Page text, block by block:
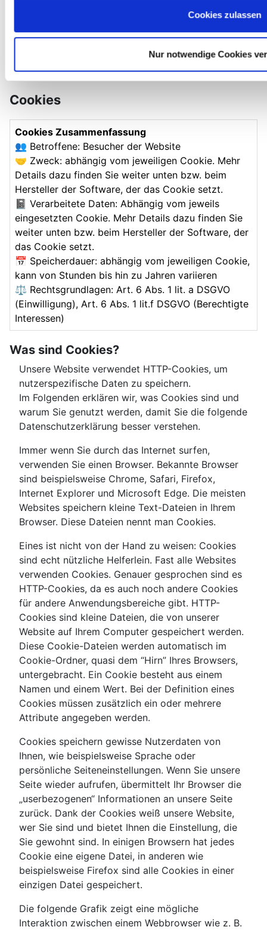
Cookies zulassen
Nur notwendige Cookies
betreiben. Dazu sind gewisse technische
Einrichtungen wie z. B. E-Mail-Programme,
notwendig, um die Kommunikation effizient
betreiben zu können.
Cookies
Cookies Zusammenfassung
👥 Betroffene: Besucher der Website
🤝 Zweck: abhängig vom jeweiligen Cookie. Mehr
Details dazu finden Sie weiter unten bzw. beim
Hersteller der Software, der das Cookie setzt.
📓 Verarbeitete Daten: Abhängig vom jeweils
eingesetzten Cookie. Mehr Details dazu finden Sie
weiter unten bzw. beim Hersteller der Software, der
das Cookie setzt.
📅 Speicherdauer: abhängig vom jeweiligen Cookie,
kann von Stunden bis hin zu Jahren variieren
⚖️ Rechtsgrundlagen: Art. 6 Abs. 1 lit. a DSGVO
(Einwilligung), Art. 6 Abs. 1 lit.f DSGVO (Berechtigte
Interessen)
Was sind Cookies?
Unsere Website verwendet HTTP-Cookies, um
nutzerspezifische Daten zu speichern.
Im Folgenden erklären wir, was Cookies sind und
warum Sie genutzt werden, damit Sie die folgende
Datenschutzerklärung besser verstehen.
Immer wenn Sie durch das Internet surfen,
verwenden Sie einen Browser. Bekannte Browser
sind beispielsweise Chrome, Safari, Firefox,
Internet Explorer und Microsoft Edge. Die meisten
Websites speichern kleine Text-Dateien in Ihrem
Browser. Diese Dateien nennt man Cookies.
Eines ist nicht von der Hand zu weisen: Cookies
sind echt nützliche Helferlein. Fast alle Websites
verwenden Cookies. Genauer gesprochen sind es
HTTP-Cookies, da es auch noch andere Cookies
für andere Anwendungsbereiche gibt. HTTP-
Cookies sind kleine Dateien, die von unserer
Website auf Ihrem Computer gespeichert werden.
Diese Cookie-Dateien werden automatisch im
Cookie-Ordner, quasi dem “Hirn” Ihres Browsers,
untergebracht. Ein Cookie besteht aus einem
Namen und einem Wert. Bei der Definition eines
Cookies müssen zusätzlich ein oder mehrere
Attribute angegeben werden.
Cookies speichern gewisse Nutzerdaten von
Ihnen, wie beispielsweise Sprache oder
persönliche Seiteneinstellungen. Wenn Sie unsere
Seite wieder aufrufen, übermittelt Ihr Browser die
„userbezogenen“ Informationen an unsere Seite
zurück. Dank der Cookies weiß unsere Website,
wer Sie sind und bietet Ihnen die Einstellung, die
Sie gewohnt sind. In einigen Browsern hat jedes
Cookie eine eigene Datei, in anderen wie
beispielsweise Firefox sind alle Cookies in einer
einzigen Datei gespeichert.
Die folgende Grafik zeigt eine mögliche
Interaktion zwischen einem Webbrowser wie z. B.